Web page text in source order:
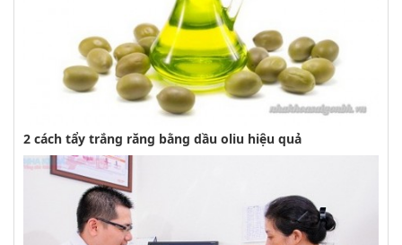
2 cách tẩy trắng răng bằng dầu oliu hiệu quả